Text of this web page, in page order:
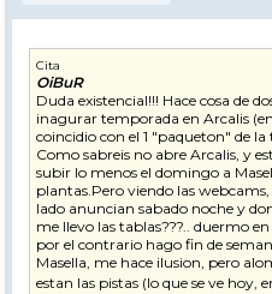
Cita
OiBuR
Duda existencial!!! Hace cosa de
inagurar temporada en Arcalis
coincidio con el 1 "paqueton" de
Como sabreis no abre Arcalis, y
subir lo menos el domingo a
plantas.Pero viendo las
lado anuncian sabado noche y
me llevo las tablas???.. duermo
por el contrario hago fin de
Masella, me hace ilusion, pero
estan las pistas (lo que se ve hoy,